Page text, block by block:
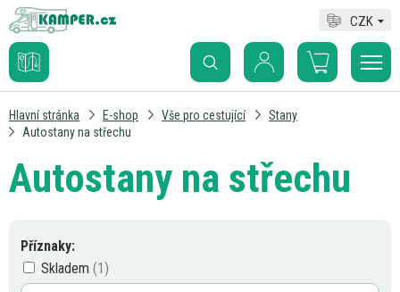
CZK
Hlavní stránka E-shop Vše pro cestující
Stany
Autostany na střechu
Autostany na střechu
Příznaky:
Skladem